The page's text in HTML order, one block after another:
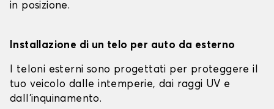
in posizione.
Installazione di un telo per auto da esterno
I teloni esterni sono progettati per proteggere il
tuo veicolo dalle intemperie, dai raggi UV e
dall'inquinamento.